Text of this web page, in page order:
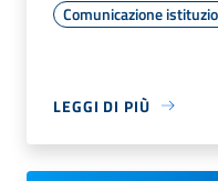
Comunicazione
LEGGI DI PIÙ